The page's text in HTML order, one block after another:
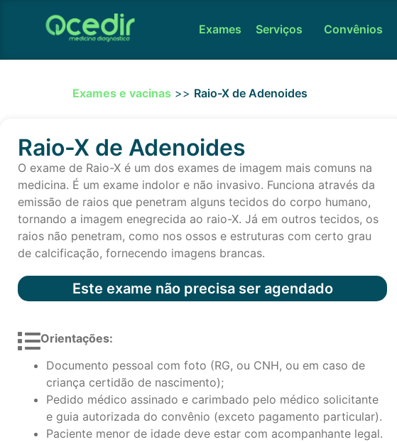
Exames Serviços Convênios
Exames e vacinas >> Raio-X de Adenoides
Raio-X de Adenoides
O exame de Raio-X é um dos exames de imagem mais comuns na
medicina. É um exame indolor e não invasivo. Funciona através da
emissão de raios que penetram alguns tecidos do corpo humano,
tornando a imagem enegrecida ao raio-X. Já em outros tecidos, os
raios não penetram, como nos ossos e estruturas com certo grau
de calcificação, fornecendo imagens brancas.
Este exame não precisa ser agendado
Orientações:
Documento pessoal com foto (RG, ou CNH, ou em caso de
criança certidão de nascimento);
Pedido médico assinado e carimbado pelo médico solicitante
e guia autorizada do convênio (exceto pagamento particular).
Paciente menor de idade deve estar com acompanhante legal.